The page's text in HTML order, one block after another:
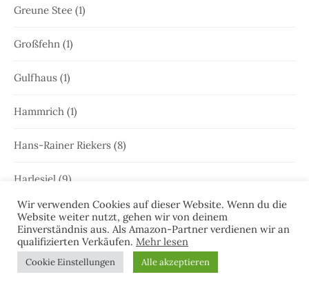
Greune Stee (1)
Großfehn (1)
Gulfhaus (1)
Hammrich (1)
Hans-Rainer Riekers (8)
Harlesiel (9)
Hauke Holjansen(5)
Hedda Böttcher(23)
Wir verwenden Cookies auf dieser Website. Wenn du die
Website weiter nutzt, gehen wir von deinem
Einverständnis aus. Als Amazon-Partner verdienen wir an
qualifizierten Verkäufen. Mehr lesen
Cookie Einstellungen Alle akzeptieren